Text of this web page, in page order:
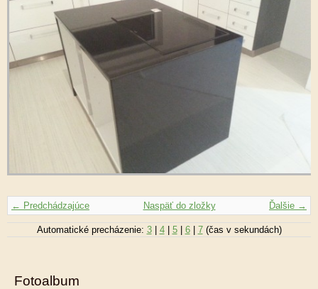
← Predchádzajúce Ďalšie →
Naspäť do zložky
Automatické precházenie: 3| 4| 5| 6| 7(čas v sekundách)
Fotoalbum